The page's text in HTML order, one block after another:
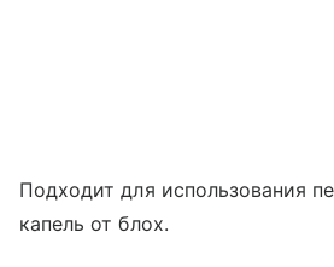
Подходит для использования
капель от блох.